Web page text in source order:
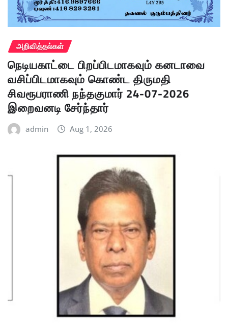
அறிவித்தல்கள்
நெடியகாட்டை பிறப்பிடமாகவும் கனடாவை
வசிப்பிடமாகவும் கொண்ட திருமதி
சிவரூபராணி நந்தகுமார் 24-07-2026
இறைவனடி சேர்ந்தார்
admin Aug 1, 2026